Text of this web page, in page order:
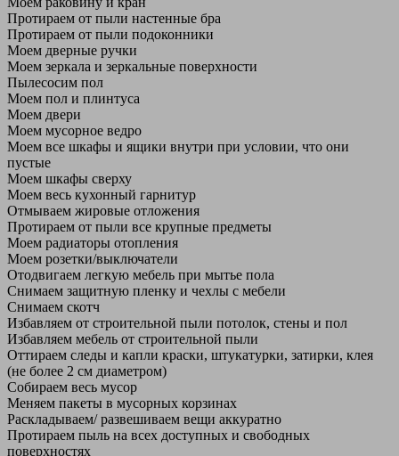
Протираем от пыли настенные бра
Протираем от пыли подоконники
Моем дверные ручки
Моем зеркала и зеркальные поверхности
Пылесосим пол
Моем пол и плинтуса
Моем двери
Моем мусорное ведро
Моем все шкафы и ящики внутри при условии, что они
пустые
Моем шкафы сверху
Моем весь кухонный гарнитур
Отмываем жировые отложения
Протираем от пыли все крупные предметы
Моем радиаторы отопления
Моем розетки/выключатели
Отодвигаем легкую мебель при мытье пола
Снимаем защитную пленку и чехлы с мебели
Снимаем скотч
Избавляем от строительной пыли потолок, стены и пол
Избавляем мебель от строительной пыли
Оттираем следы и капли краски, штукатурки, затирки, клея
(не более 2 см диаметром)
Собираем весь мусор
Меняем пакеты в мусорных корзинах
Раскладываем/ развешиваем вещи аккуратно
Протираем пыль на всех доступных и свободных
поверхностях